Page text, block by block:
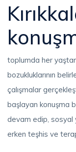
toplumda her
bozukluklarının
çalışmalar
başlayan konuşma
devam edip, sosyal
erken teşhis ve